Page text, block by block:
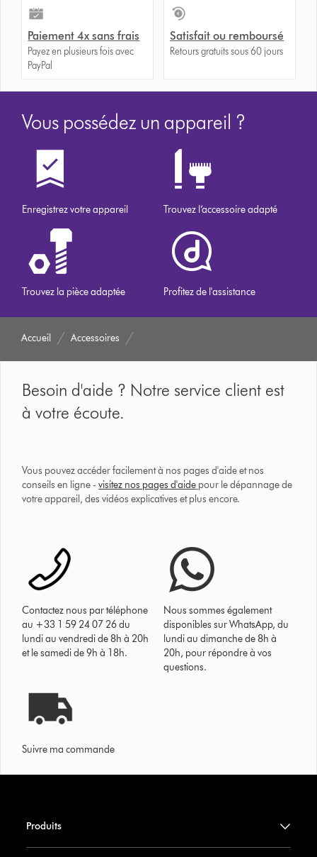
Paiement 4x sans frais
Payez en plusieurs fois avec
PayPal
Satisfait ou remboursé
Retours gratuits sous 60 jours
Vous possédez un appareil ?
Enregistrez votre appareil Trouvez l’accessoire adapté
Trouvez la pièce adaptée Profitez de l'assistance
Accueil Accessoires
Besoin d'aide ? Notre service client est
à votre écoute.
Vous pouvez accéder facilement à nos pages d'aide et nos
conseils en ligne -visitez nos pages d'aide pour le dépannage de
votre appareil, des vidéos explicatives et plus encore.
Contactez nous par téléphone
au +33 1 59 24 07 26 du
lundi au vendredi de 8h à 20h
et le samedi de 9h à 18h.
Nous sommes également
disponibles sur WhatsApp, du
lundi au dimanche de 8h à
20h, pour répondre à vos
questions.
Suivre ma commande
Produits